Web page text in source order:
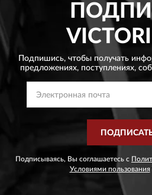
Подпишись, чтобы получать
предложениях, поступлениях,
Подписываясь, Вы соглашаетесь с
Условиями пользования